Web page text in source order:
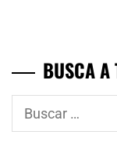
BUSCA A
Buscar: